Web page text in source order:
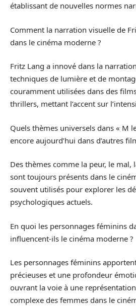
établissant de nouvelles normes
Comment la narration visuelle de
dans le cinéma moderne ?
Fritz Lang a innové dans la
techniques de lumière et de
couramment utilisées dans des
thrillers, mettant l’accent sur
Quels thèmes universels dans « M
encore aujourd’hui dans d’autres
Des thèmes comme la peur, le
sont toujours présents dans le
souvent utilisés pour explorer les
psychologiques actuels.
En quoi les personnages féminins
influencent-ils le cinéma moderne ?
Les personnages féminins
précieuses et une profondeur
ouvrant la voie à une
complexe des femmes dans le